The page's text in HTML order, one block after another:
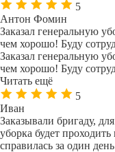
5
Антон Фомин
Заказал генеральную
чем хорошо! Буду
Заказал генеральную
чем хорошо! Буду
Читать ещё
5
Иван
Заказывали бригаду,
уборка будет
справилась за один